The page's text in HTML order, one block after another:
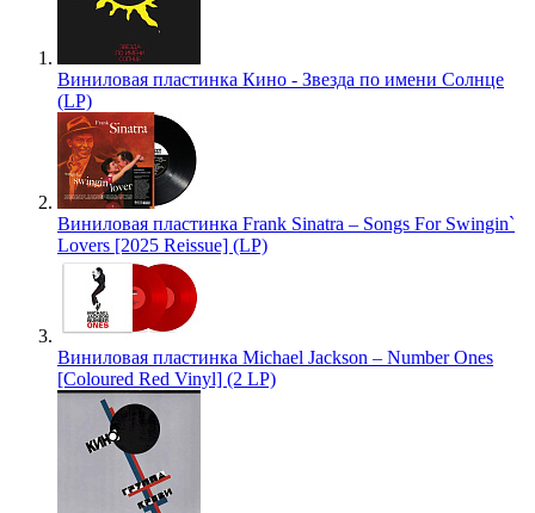
Виниловая пластинка Кино - Звезда по имени Солнце
(LP)
Виниловая пластинка Frank Sinatra – Songs For Swingin`
Lovers [2025 Reissue] (LP)
Виниловая пластинка Michael Jackson – Number Ones
[Coloured Red Vinyl] (2 LP)